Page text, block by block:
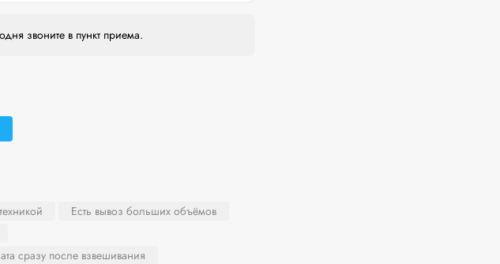
звоните в пункт приема.
Есть вывоз больших объёмов
сразу после взвешивания